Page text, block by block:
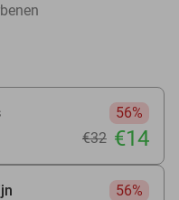
56%
€32 €14
56%